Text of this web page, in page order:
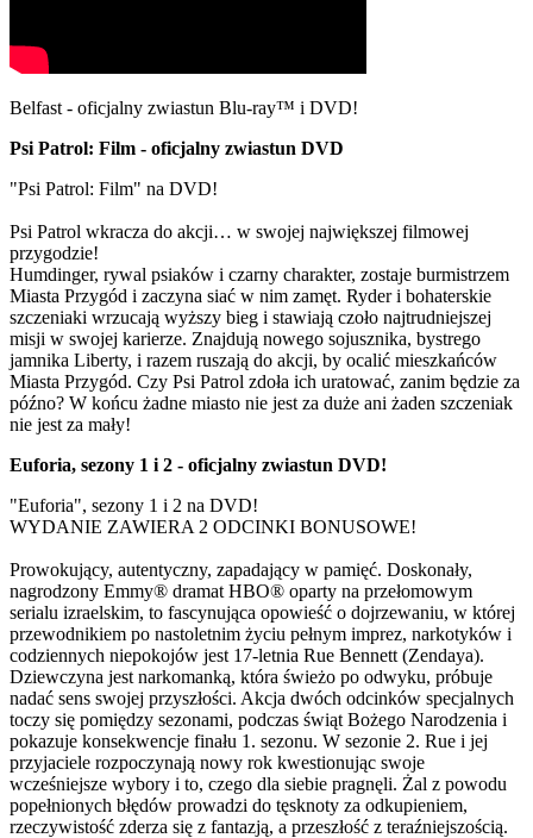
Belfast - oficjalny zwiastun Blu-ray™ i DVD!
Psi Patrol: Film - oficjalny zwiastun DVD
"Psi Patrol: Film" na DVD!
Psi Patrol wkracza do akcji… w swojej największej filmowej
przygodzie!
Humdinger, rywal psiaków i czarny charakter, zostaje burmistrzem
Miasta Przygód i zaczyna siać w nim zamęt. Ryder i bohaterskie
szczeniaki wrzucają wyższy bieg i stawiają czoło najtrudniejszej
misji w swojej karierze. Znajdują nowego sojusznika, bystrego
jamnika Liberty, i razem ruszają do akcji, by ocalić mieszkańców
Miasta Przygód. Czy Psi Patrol zdoła ich uratować, zanim będzie za
późno? W końcu żadne miasto nie jest za duże ani żaden szczeniak
nie jest za mały!
Euforia, sezony 1 i 2 - oficjalny zwiastun DVD!
"Euforia", sezony 1 i 2 na DVD!
WYDANIE ZAWIERA 2 ODCINKI BONUSOWE!
Prowokujący, autentyczny, zapadający w pamięć. Doskonały,
nagrodzony Emmy® dramat HBO® oparty na przełomowym
serialu izraelskim, to fascynująca opowieść o dojrzewaniu, w której
przewodnikiem po nastoletnim życiu pełnym imprez, narkotyków i
codziennych niepokojów jest 17-letnia Rue Bennett (Zendaya).
Dziewczyna jest narkomanką, która świeżo po odwyku, próbuje
nadać sens swojej przyszłości. Akcja dwóch odcinków specjalnych
toczy się pomiędzy sezonami, podczas świąt Bożego Narodzenia i
pokazuje konsekwencje finału 1. sezonu. W sezonie 2. Rue i jej
przyjaciele rozpoczynają nowy rok kwestionując swoje
wcześniejsze wybory i to, czego dla siebie pragnęli. Żal z powodu
popełnionych błędów prowadzi do tęsknoty za odkupieniem,
rzeczywistość zderza się z fantazją, a przeszłość z teraźniejszością.